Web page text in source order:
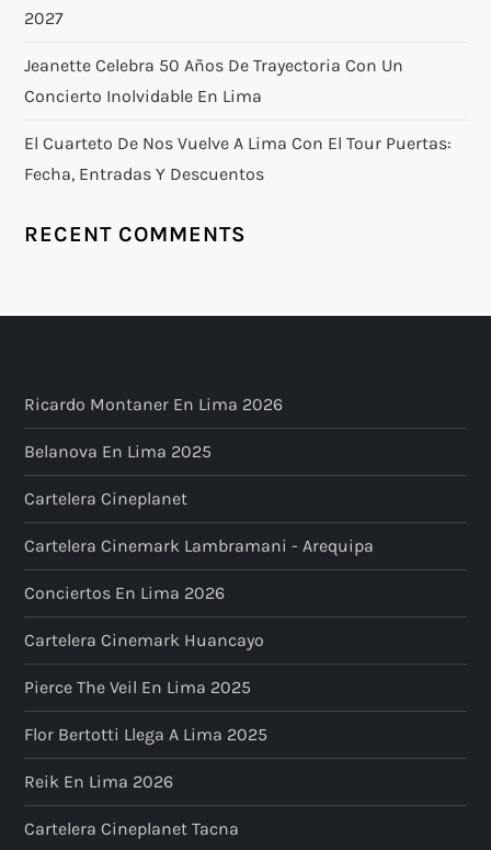
2027
Jeanette Celebra 50 Años De Trayectoria Con Un
Concierto Inolvidable En Lima
El Cuarteto De Nos Vuelve A Lima Con El Tour Puertas:
Fecha, Entradas Y Descuentos
RECENT COMMENTS
Ricardo Montaner En Lima 2026
Belanova En Lima 2025
Cartelera Cineplanet
Cartelera Cinemark Lambramani - Arequipa
Conciertos En Lima 2026
Cartelera Cinemark Huancayo
Pierce The Veil En Lima 2025
Flor Bertotti Llega A Lima 2025
Reik En Lima 2026
Cartelera Cineplanet Tacna